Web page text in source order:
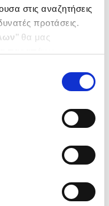
στις αναζητήσεις
προτάσεις.
’’ θα μας
τα παρακάτω με την
σχετικά με